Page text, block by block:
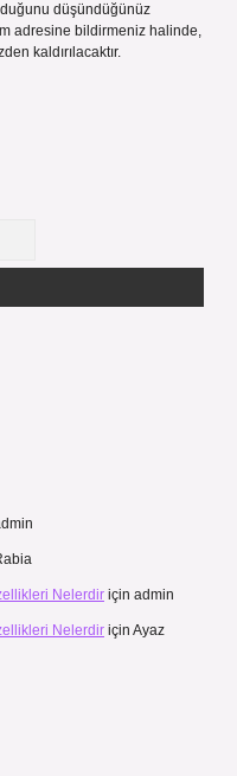
düşündüğünüz
adresine bildirmeniz halinde,
kaldırılacaktır.
Nelerdir için admin
Nelerdir için Ayaz